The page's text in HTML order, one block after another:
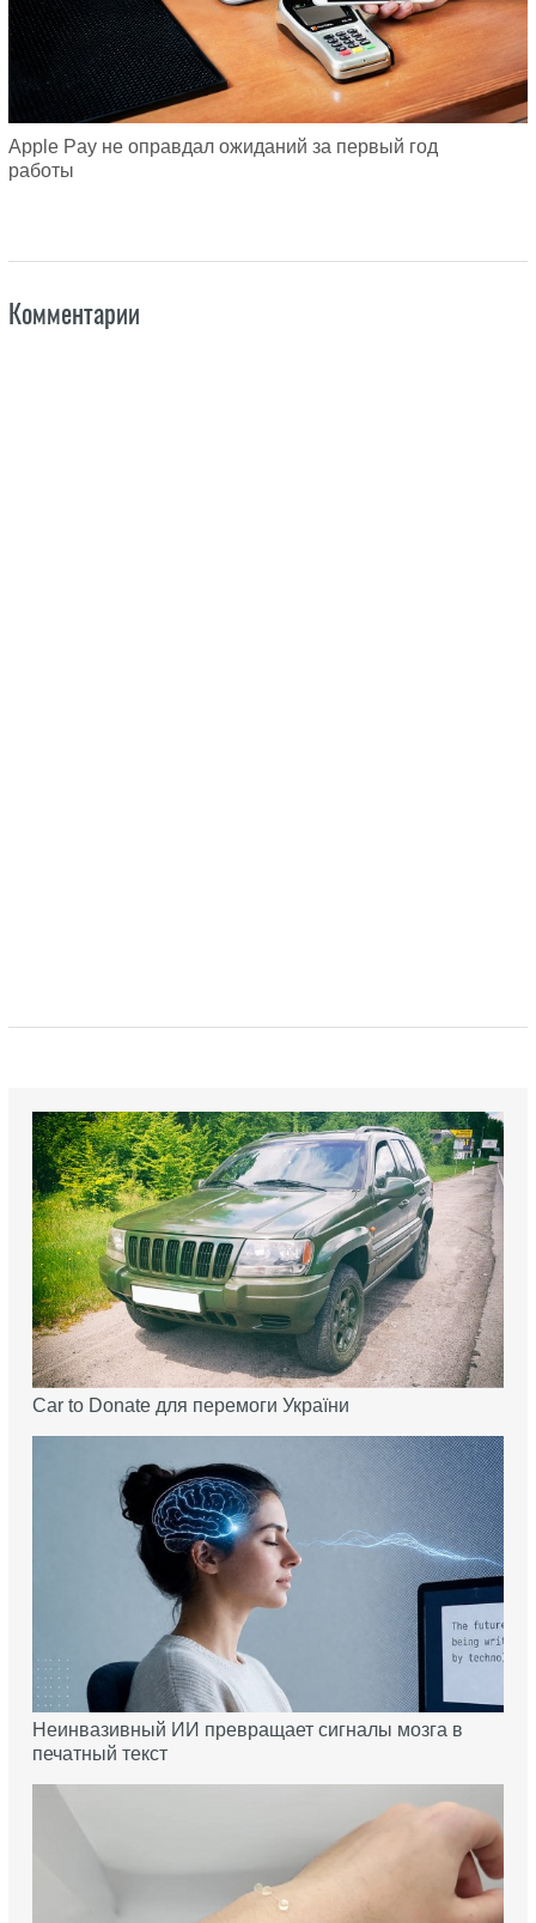
Apple Pay не оправдал ожиданий за первый год
работы
Комментарии
Car to Donate для перемоги України
Неинвазивный ИИ превращает сигналы мозга в
печатный текст